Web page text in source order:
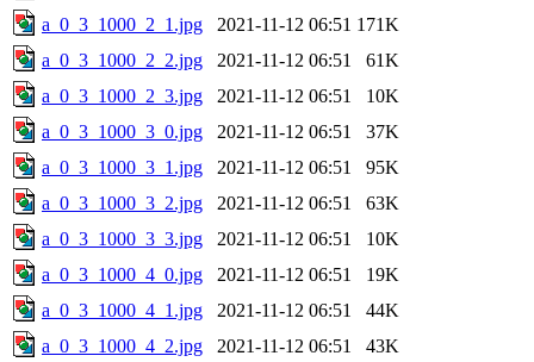
a_0_3_1000_2_1.jpg
2021-11-12 06:51 171K
a_0_3_1000_2_2.jpg
2021-11-12 06:51
61K
a_0_3_1000_2_3.jpg
2021-11-12 06:51
10K
a_0_3_1000_3_0.jpg
2021-11-12 06:51
37K
a_0_3_1000_3_1.jpg
2021-11-12 06:51
95K
a_0_3_1000_3_2.jpg
2021-11-12 06:51
63K
a_0_3_1000_3_3.jpg
2021-11-12 06:51
10K
a_0_3_1000_4_0.jpg
2021-11-12 06:51
19K
a_0_3_1000_4_1.jpg
2021-11-12 06:51
44K
a_0_3_1000_4_2.jpg
2021-11-12 06:51
43K